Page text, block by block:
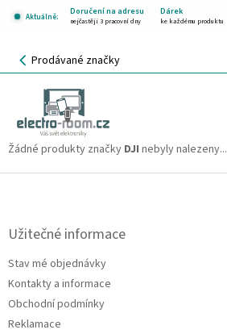
Aktuálně:
Doručení na adresu Dárek
nejčastěji 3 pracovní dny ke každému produktu
NÁKUPNÍ
KOŠÍK
Prodávané značky
Žádné produkty značky DJI nebyly nalezeny...
Z
Užitečné informace
Stav mé objednávky
Kontakty a informace
Obchodní podmínky
Reklamace